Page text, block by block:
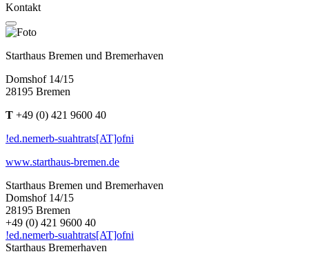
Kontakt
Starthaus Bremen und Bremerhaven
Domshof 14/15
28195 Bremen
T +49 (0) 421 9600 40
!ed.nemerb-suahtrats[AT]ofni
www.starthaus-bremen.de
Starthaus Bremen und Bremerhaven
Domshof 14/15
28195 Bremen
+49 (0) 421 9600 40
!ed.nemerb-suahtrats[AT]ofni
Starthaus Bremerhaven